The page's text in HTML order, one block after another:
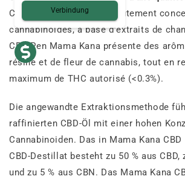
Composé d’un distillat hautement
cannabinoïdes, à base d’extraits de
CBD Pen Mama Kana présente des
résine et de fleur de cannabis, tout en
maximum de THC autorisé (<0.3%).
Die angewandte Extraktionsmethode
raffinierten CBD-Öl mit einer hohen
Cannabinoiden. Das in Mama Kana
CBD-Destillat besteht zu 50 % aus CBD,
und zu 5 % aus CBN. Das Mama Kana
Verbindung